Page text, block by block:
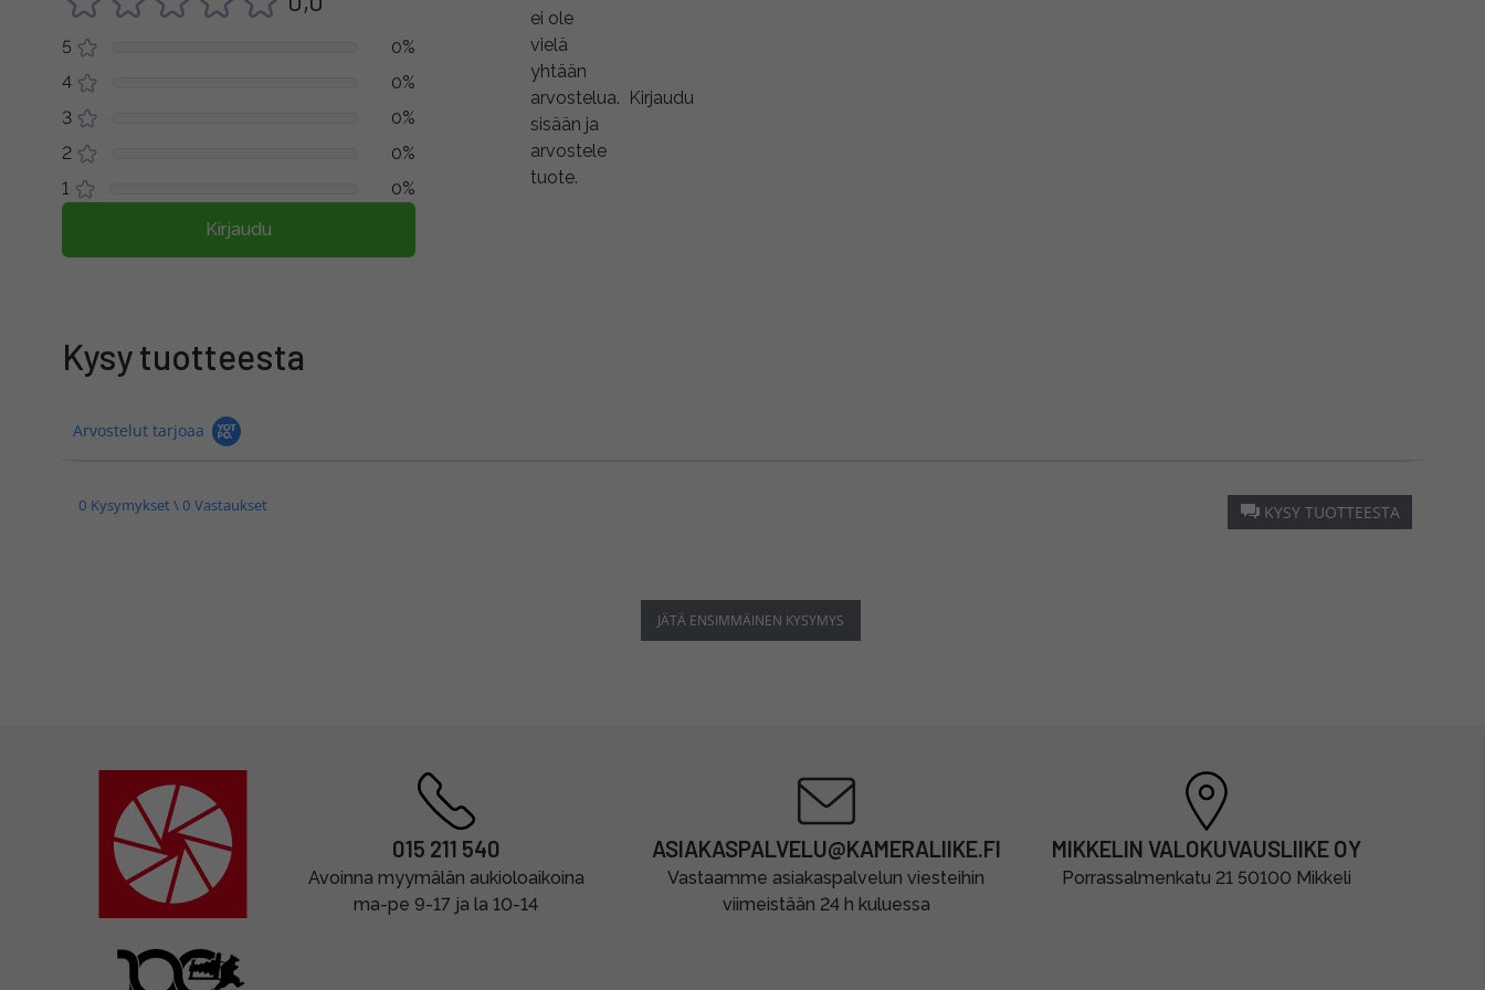
5
0%
4
0%
3
0%
2
0%
1
0%
Kirjaudu
ei ole
vielä
yhtään
arvostelua. Kirjaudu
sisään ja
arvostele
tuote.
Kysy tuotteesta
Arvostelut tarjoaa
0 Kysymykset \ 0 Vastaukset KYSY TUOTTEESTA
JÄTÄ ENSIMMÄINEN KYSYMYS
015 211 540
Avoinna myymälän aukioloaikoina
ma-pe 9-17 ja la 10-14
ASIAKASPALVELU@KAMERALIIKE.FI
Vastaamme asiakaspalvelun viesteihin
viimeistään 24 h kuluessa
MIKKELIN VALOKUVAUSLIIKE OY
Porrassalmenkatu 21 50100 Mikkeli